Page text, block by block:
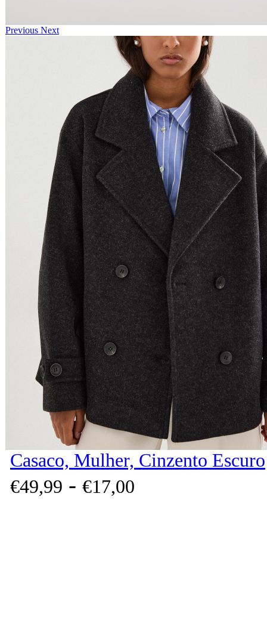
Previous Next
Casaco, Mulher, Cinzento Escuro
€49,99 - €17,00